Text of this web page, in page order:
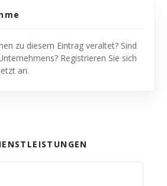
zu diesem Eintrag veraltet? Sind
Registrieren Sie sich
an.